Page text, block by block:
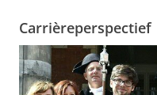
Carrièreperspectief